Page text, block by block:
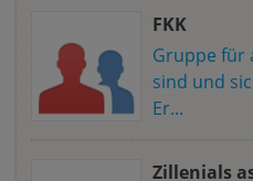
FKK
Gruppe für
sind und
Er...
Zillenials